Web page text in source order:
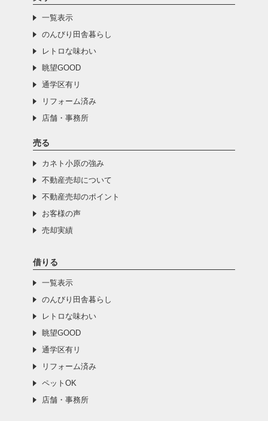
一覧表示
のんびり田舎暮らし
レトロな味わい
眺望GOOD
通学区有リ
リフォーム済み
店舗・事務所
売る
カネト小原の強み
不動産売却について
不動産売却のポイント
お客様の声
売却実績
借りる
一覧表示
のんびり田舎暮らし
レトロな味わい
眺望GOOD
通学区有リ
リフォーム済み
ペットOK
店舗・事務所